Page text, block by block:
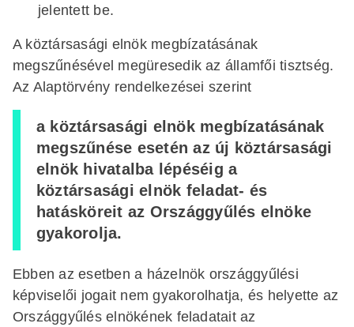
jelentett be.
A köztársasági elnök megbízatásának
megszűnésével megüresedik az államfői tisztség.
Az Alaptörvény rendelkezései szerint
a köztársasági elnök megbízatásának
megszűnése esetén az új köztársasági
elnök hivatalba lépéséig a
köztársasági elnök feladat- és
hatásköreit az Országgyűlés elnöke
gyakorolja.
Ebben az esetben a házelnök országgyűlési
képviselői jogait nem gyakorolhatja, és helyette az
Országgyűlés elnökének feladatait az